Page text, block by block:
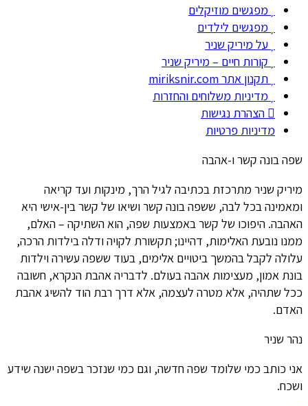
מפגשים מוזיקלים
מפגשים לילדים
על מיריק שניר
קורות חיים – מיריק שניר
תקנון אתר miriksnir.com
מדיניות משלוחים והחזרות
הצהרת נגישות
מדיניות פרטיות
שפה בונה קשר ו-אהבה
מיריק שניר מתרכזת בכתיבה לגיל הרך, מינקות ועד קריאה
ומאמינה בכל לבה, ששפה בונה קשר ושיאו של קשר בין-אישי היא
האהבה. היפוכו של קשר באמצעות שפה, הוא השתיקה – האלם,
ממנו נובעת האלימות, דהיינו; תקשורת לקויה ודלה בילדות הרכה,
עלולה לקבל בהמשך ביטויים אלימים, בעוד ששפה עשירה וילדות
בונת אמון, מעצימות אהבה בעולם. לדבריה אהבת הנקרא, חשובה
ככל שתהיה, אלא מטרה לעצמה, אלא דרך רבת הוד להשיג אהבת
האדם.
נהר שניר
אני כותב כמי שלומד שפה חדשה, וגם כמי שנזכר בשפה ישנה שידע
ושכח.